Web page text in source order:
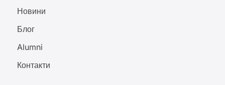
Новини
Блог
Alumni
Контакти